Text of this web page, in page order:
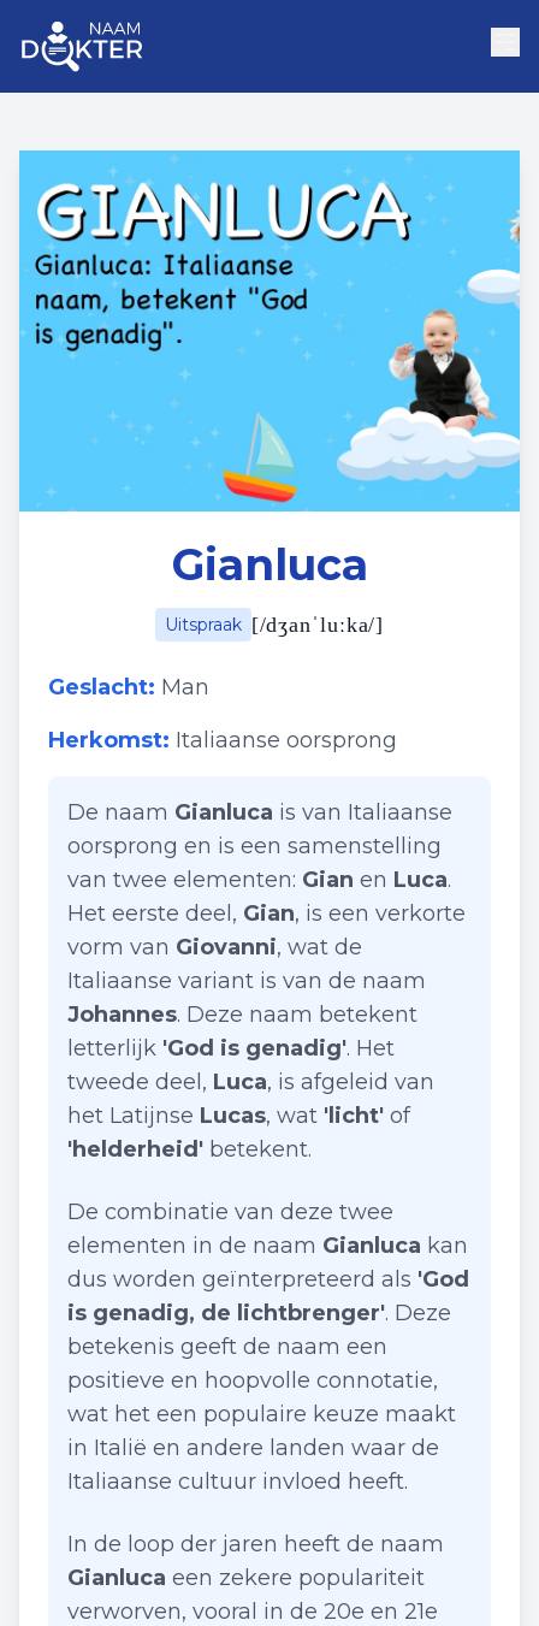
Gianluca
Uitspraak [/dʒanˈluːka/]
Geslacht: Man
Herkomst: Italiaanse oorsprong
De naam Gianluca is van Italiaanse
oorsprong en is een samenstelling
van twee elementen: Gian en Luca.
Het eerste deel, Gian, is een verkorte
vorm van Giovanni, wat de
Italiaanse variant is van de naam
Johannes. Deze naam betekent
letterlijk 'God is genadig'. Het
tweede deel, Luca, is afgeleid van
het Latijnse Lucas, wat 'licht' of
'helderheid' betekent.
De combinatie van deze twee
elementen in de naam Gianluca kan
dus worden geïnterpreteerd als 'God
is genadig, de lichtbrenger'. Deze
betekenis geeft de naam een
positieve en hoopvolle connotatie,
wat het een populaire keuze maakt
in Italië en andere landen waar de
Italiaanse cultuur invloed heeft.
In de loop der jaren heeft de naam
Gianluca een zekere populariteit
verworven, vooral in de 20e en 21e